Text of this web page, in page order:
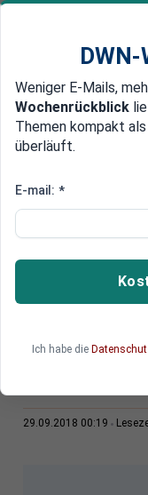
Newsticker
Edelmetalle
Gefechte und Einigung
al-Nusra-
Region
Söldner der Al-
29.09.2018 00:19
Weniger E-Mails,
Wochenrückblick
Themen kompakt
überläuft.
E-mail: *
Ich habe die